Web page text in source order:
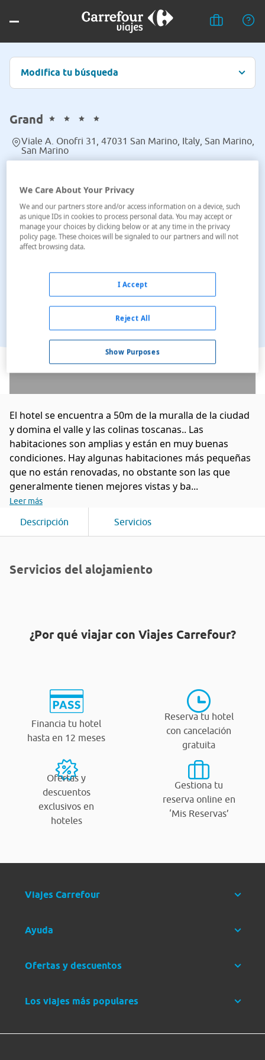
Modifica tu búsqueda
Grand
Viale A. Onofri 31, 47031 San Marino, Italy, San Marino,
San Marino
Ver en el mapa
El hotel se encuentra a 50m de la muralla de la ciudad
y domina el valle y las colinas toscanas.. Las
habitaciones son amplias y están en muy buenas
condiciones. Hay algunas habitaciones más pequeñas
que no están renovadas, no obstante son las que
generalmente tienen mejores vistas y ba...
Leer más
Descripción Servicios
Servicios del alojamiento
¿Por qué viajar con Viajes Carrefour?
Financia tu hotel
hasta en 12 meses
Reserva tu hotel
con cancelación
gratuita
Ofertas y
descuentos
exclusivos en
hoteles
Gestiona tu
reserva online en
‘Mis Reservas’
Viajes Carrefour
Ayuda
Ofertas y descuentos
Los viajes más populares
We Care About Your Privacy
We and our partners store and/or access information on a device, such
as unique IDs in cookies to process personal data. You may accept or
manage your choices by clicking below or at any time in the privacy
policy page. These choices will be signaled to our partners and will not
affect browsing data.
Show Purposes
Reject All
I Accept